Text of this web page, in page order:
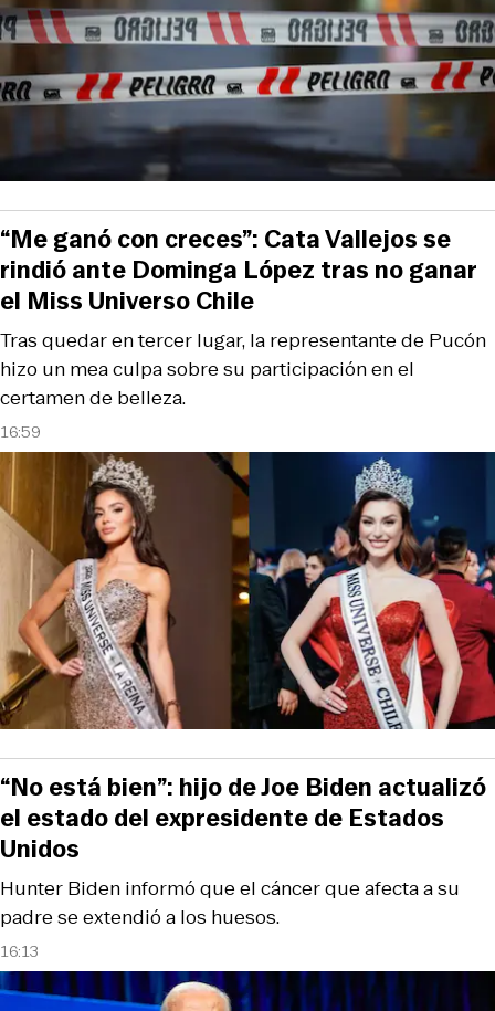
16:59
Tras quedar en tercer lugar, la representante de Pucón
hizo un mea culpa sobre su participación en el
certamen de belleza.
“Me ganó con creces”: Cata Vallejos se
rindió ante Dominga López tras no ganar
el Miss Universo Chile
16:13
Hunter Biden informó que el cáncer que afecta a su
padre se extendió a los huesos.
“No está bien”: hijo de Joe Biden actualizó
el estado del expresidente de Estados
Unidos